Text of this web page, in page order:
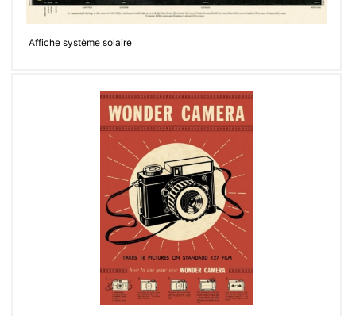
Affiche système solaire